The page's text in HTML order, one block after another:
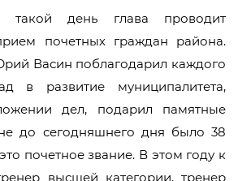
день глава проводит
почетных граждан района.
Васин поблагодарил каждого
в развитие муниципалитета,
дел, подарил памятные
до сегодняшнего дня было 38
почетное звание. В этом году к
высшей категории, тренер